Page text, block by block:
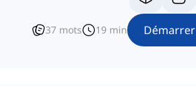
37 mots 19 min Démarrer